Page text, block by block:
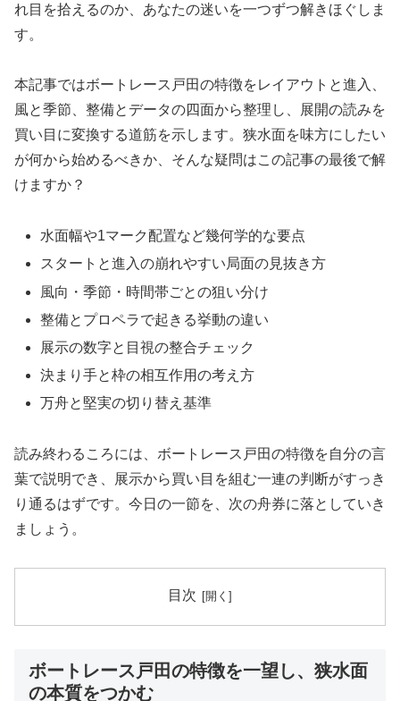
れ目を拾えるのか、あなたの迷いを一つずつ解きほぐしま
す。
本記事ではボートレース戸田の特徴をレイアウトと進入、
風と季節、整備とデータの四面から整理し、展開の読みを
買い目に変換する道筋を示します。狭水面を味方にしたい
が何から始めるべきか、そんな疑問はこの記事の最後で解
けますか？
水面幅や1マーク配置など幾何学的な要点
スタートと進入の崩れやすい局面の見抜き方
風向・季節・時間帯ごとの狙い分け
整備とプロペラで起きる挙動の違い
展示の数字と目視の整合チェック
決まり手と枠の相互作用の考え方
万舟と堅実の切り替え基準
読み終わるころには、ボートレース戸田の特徴を自分の言
葉で説明でき、展示から買い目を組む一連の判断がすっき
り通るはずです。今日の一節を、次の舟券に落としていき
ましょう。
目次
ボートレース戸田の特徴を一望し、狭水面
の本質をつかむ